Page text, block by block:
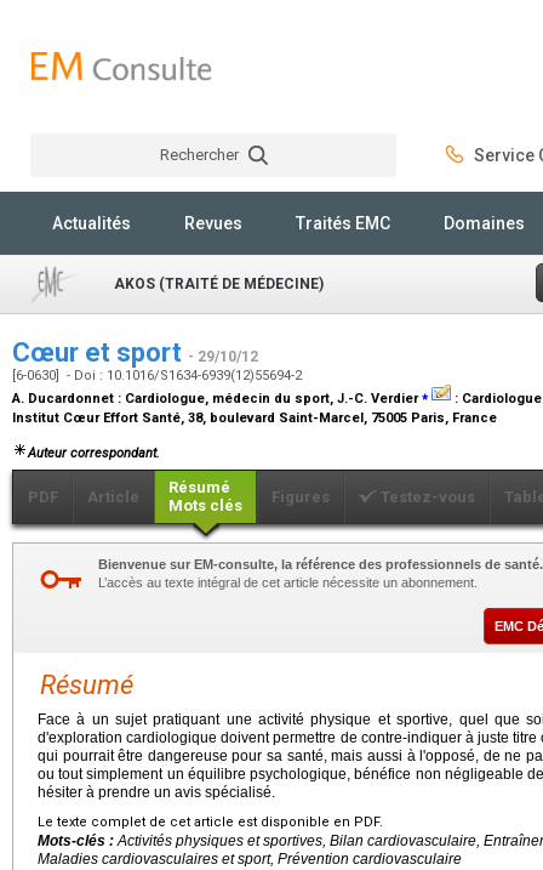
Rechercher Service
Actualités Revues Traités EMC Domaines
AKOS (TRAITÉ DE MÉDECINE)
Cœur et sport - 29/10/12
[6-0630] - Doi : 10.1016/S1634-6939(12)55694-2
A. Ducardonnet : Cardiologue, médecin du sport, J.-C. Verdier⁎ :
Institut Cœur Effort Santé, 38, boulevard Saint-Marcel, 75005 Paris, France
Auteur correspondant.
PDF Article
Résumé
Mots clés
Figures Testez-vous
Bienvenue sur EM-consulte, la référence des professionnels de santé.
L’accès au texte intégral de cet article nécessite un abonnement.
EMC
Résumé
Face à un sujet pratiquant une activité physique et sportive, quel que
d'exploration cardiologique doivent permettre de contre-indiquer à juste
qui pourrait être dangereuse pour sa santé, mais aussi à l'opposé, de ne
ou tout simplement un équilibre psychologique, bénéfice non négligeable
hésiter à prendre un avis spécialisé.
Le texte complet de cet article est disponible en PDF.
Mots-clés :Activités physiques et sportives, Bilan cardiovasculaire,
Maladies cardiovasculaires et sport, Prévention cardiovasculaire